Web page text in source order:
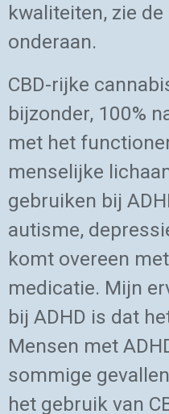
kwaliteiten, zie
onderaan.
CBD-rijke
bijzonder, 100%
met het
menselijke
gebruiken bij
autisme,
komt overeen
medicatie. Mijn
bij ADHD is dat
Mensen met
sommige
het gebruik van